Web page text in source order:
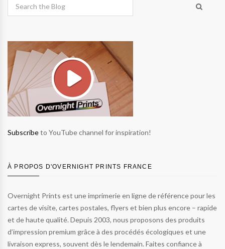
Subscribeto YouTube channel for inspiration!
À PROPOS D'OVERNIGHT PRINTS FRANCE
Overnight Prints est une imprimerie en ligne de référence pour les
cartes de visite, cartes postales, flyers et bien plus encore – rapide
et de haute qualité. Depuis 2003, nous proposons des produits
d’impression premium grâce à des procédés écologiques et une
livraison express, souvent dès le lendemain. Faites confiance à